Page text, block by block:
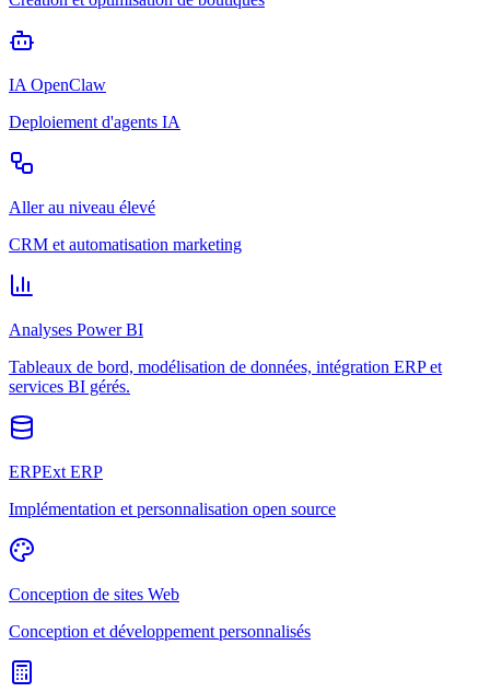
IA OpenClaw
Deploiement d'agents IA
Aller au niveau élevé
CRM et automatisation marketing
Analyses Power BI
Tableaux de bord, modélisation de données, intégration ERP et
services BI gérés.
ERPExt ERP
Implémentation et personnalisation open source
Conception de sites Web
Conception et développement personnalisés